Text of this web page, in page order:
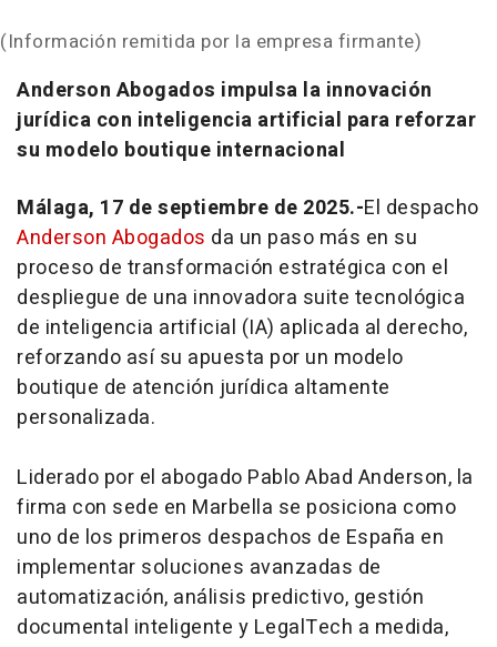
(Información remitida por la empresa firmante)
Anderson Abogados impulsa la innovación
jurídica con inteligencia artificial para reforzar
su modelo boutique internacional
Málaga, 17 de septiembre de 2025.-El despacho
Anderson Abogados da un paso más en su
proceso de transformación estratégica con el
despliegue de una innovadora suite tecnológica
de inteligencia artificial (IA) aplicada al derecho,
reforzando así su apuesta por un modelo
boutique de atención jurídica altamente
personalizada.
Liderado por el abogado Pablo Abad Anderson, la
firma con sede en Marbella se posiciona como
uno de los primeros despachos de España en
implementar soluciones avanzadas de
automatización, análisis predictivo, gestión
documental inteligente y LegalTech a medida,